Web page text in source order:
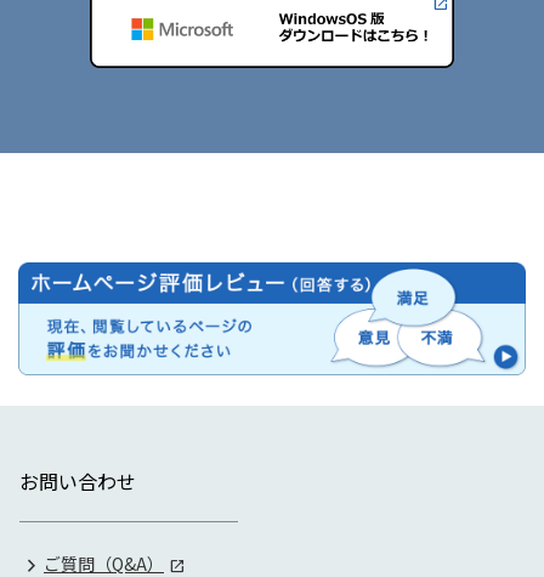
お問い合わせ
ご質問（Q&A）